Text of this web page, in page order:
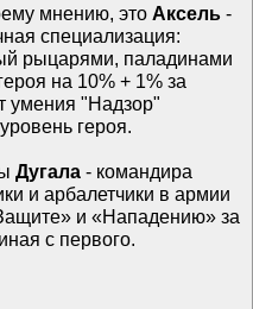
мнению, этоАксель -
специализация:
рыцарями, паладинами
на 10% + 1% за
умения "Надзор"
героя.
Дугала- командира
и арбалетчики в армии
и «Нападению» за
с первого.